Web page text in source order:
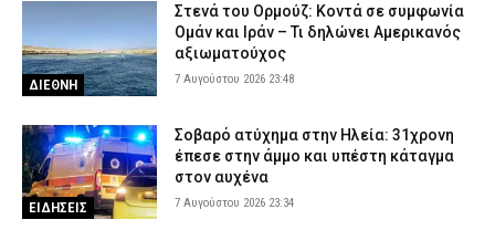
– Επιχειρούν ισχυρές επίγειες και εναέριες δυνάμεις
ΕΙΔΗΣΕΙΣ 7 Αυγούστου 2026 17:00
Γρεβενά: Ο Σύλλογος Αλληλεγγύης και Εθελοντισμού «Ελπίδα»
ΣΩΜΑΤΑ ΑΣΦΑΛΕΙΑΣ 7 Αυγούστου 2026 16:48
Κορινθία: Μήνυμα του 112 για φωτιά στο Στεφάνι –
«Παραμείνετε σε ετοιμότητα»
ΕΙΔΗΣΕΙΣ 7 Αυγούστου 2026 16:35
ΔΙΕΘΝΗ
Στενά του Ορμούζ: Κοντά σε συμφωνία
Ομάν και Ιράν – Τι δηλώνει Αμερικανός
αξιωματούχος
7 Αυγούστου 2026 23:48
ΕΙΔΗΣΕΙΣ
Σοβαρό ατύχημα στην Ηλεία: 31χρονη
έπεσε στην άμμο και υπέστη κάταγμα
στον αυχένα
7 Αυγούστου 2026 23:34